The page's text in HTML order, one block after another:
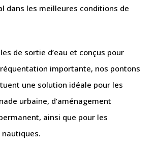
dans les meilleures conditions de
de sortie d’eau et conçus pour
importante, nos pontons
une solution idéale pour les
urbaine, d’aménagement
ainsi que pour les